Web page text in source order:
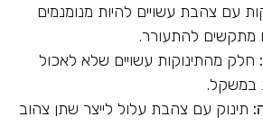
עם צהבת עשויים להיות מנומנמים
מתקשים להתעורר.
חלק מהתינוקות עשויים שלא לאכול
במשקל.
תינוק עם צהבת עלול לייצר שתן צהוב